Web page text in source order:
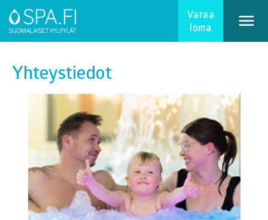
Varaa
loma
Yhteystiedot